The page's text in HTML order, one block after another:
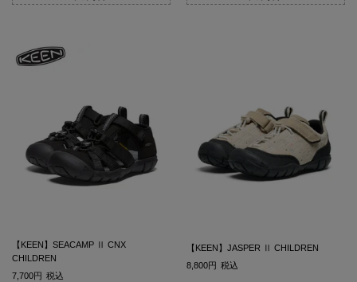
【KEEN】SEACAMP Ⅱ CNX
CHILDREN
7,700
税込
【KEEN】JASPER Ⅱ CHILDREN
8,800
税込